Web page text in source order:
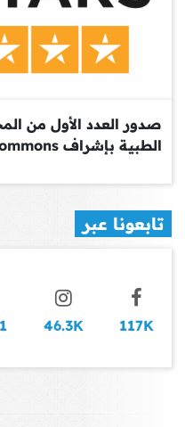
صدور العدد الأول من
الطبية بإشراف Elsevier Digital Commons (
تابعونا عبر
117K
46.3K